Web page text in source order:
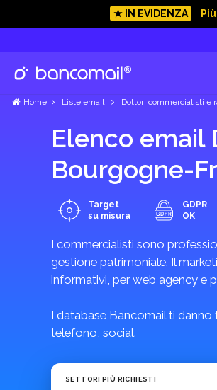
★ IN EVIDENZA
Home Liste email Dottori commercialisti e
Elenco email
Bourgogne-
Target
su misura
GDPR
OK
I commercialisti sono
gestione patrimoniale. Il
informativi, per web agency e
I database Bancomail ti
telefono, social.
SETTORI PIÙ RICHIESTI